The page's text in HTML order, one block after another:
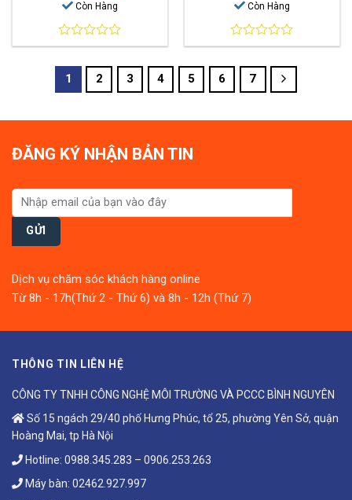
Còn Hàng
0
of
Còn Hàng
0
1 2 3 4 5 6 7
ĐĂNG KÝ NHẬN BẢN TIN
Dịch vụ chăm sóc khách hàng online
Từ 8h - 17h(Thứ 2 - Thứ 6) và 8h - 12h (Thứ 7)
THÔNG TIN LIÊN HỆ
CÔNG TY TNHH CÔNG NGHỆ MÔI TRƯỜNG VÀ PCCC BÌNH NGUYÊN
Số 15 ngách 29/40 phố Hưng Phúc, tổ 25, phường Yên Sở, quận
Hoàng Mai, tp Hà Nội
Hotline: 0988.345.283 – 0906.253.263
Máy bàn: 02462.927.997